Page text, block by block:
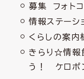
募集 フォトコ
情報ステーシ
くらしの案内
きらり☆情報
う！ ケロポ